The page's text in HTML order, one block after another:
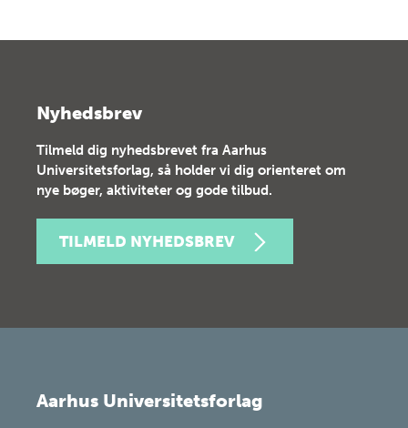
Nyhedsbrev
Tilmeld dig nyhedsbrevet fra Aarhus
Universitetsforlag, så holder vi dig orienteret om
nye bøger, aktiviteter og gode tilbud.
TILMELD NYHEDSBREV
Aarhus Universitetsforlag